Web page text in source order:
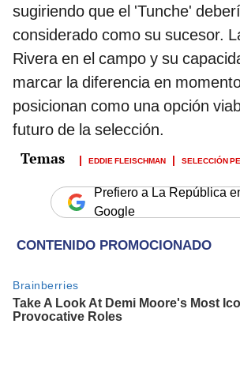
sugiriendo que el 'Tunche'
considerado como su sucesor.
Rivera en el campo y su
marcar la diferencia en
posicionan como una opción
futuro de la selección.
EDDIE FLEISCHMAN SELECCIÓN
Prefiero a La República
Google